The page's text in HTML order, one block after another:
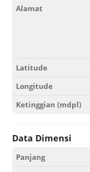
Alamat
Latitude
Longitude
Ketinggian (mdpl)
Data Dimensi
Panjang